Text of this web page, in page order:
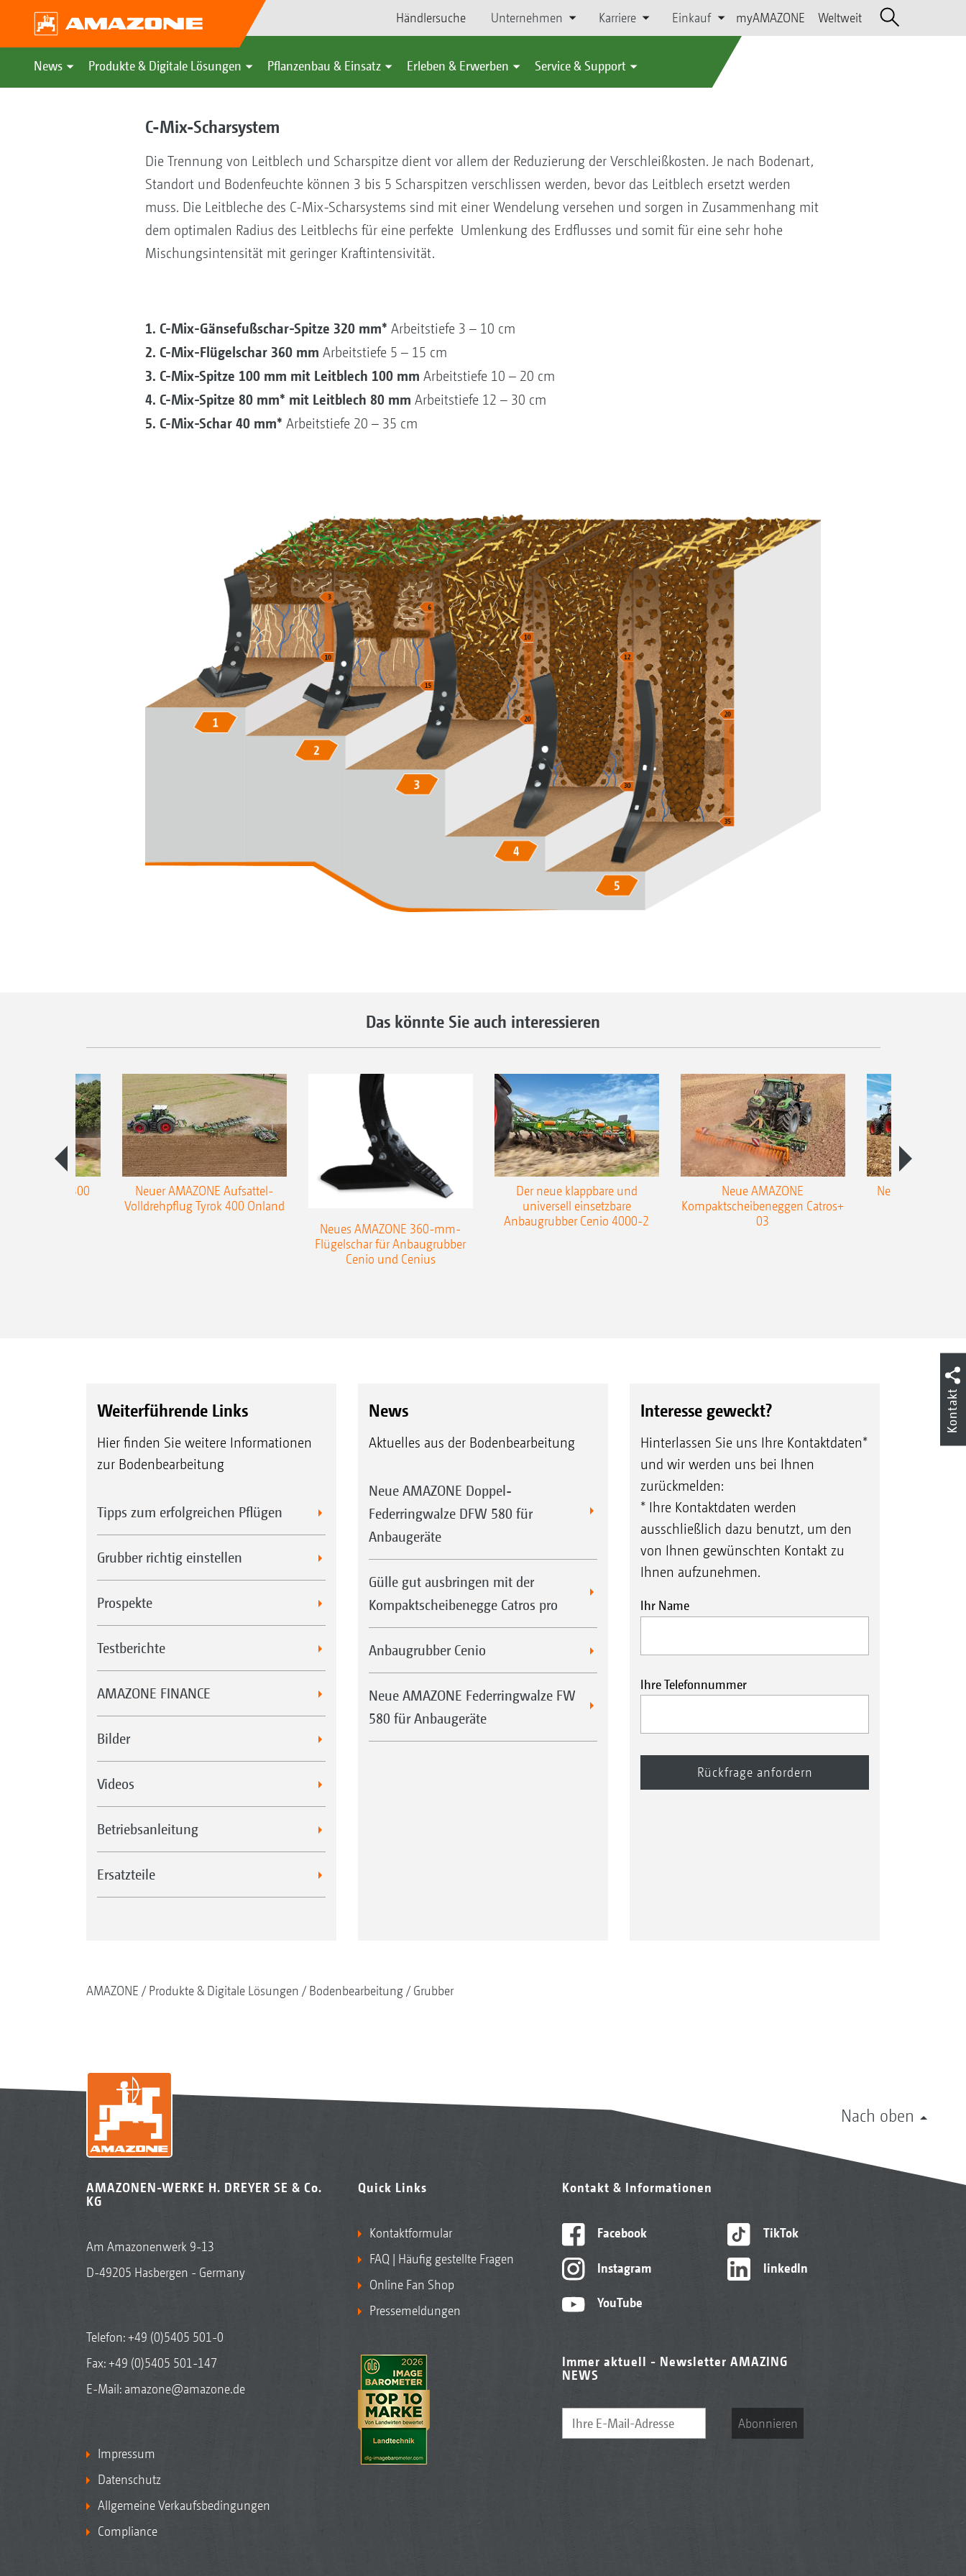
Händlersuche Unternehmen Karriere Einkauf myAMAZONE Weltweit
News Produkte & Digitale Lösungen Pflanzenbau & Einsatz Erleben & Erwerben Service & Support
C-Mix-Scharsystem
Die Trennung von Leitblech und Scharspitze dient vor allem der Reduzierung der Verschleißkosten. Je nach Bodenart,
Standort und Bodenfeuchte können 3 bis 5 Scharspitzen verschlissen werden, bevor das Leitblech ersetzt werden
muss. Die Leitbleche des C-Mix-Scharsystems sind mit einer Wendelung versehen und sorgen in Zusammenhang mit
dem optimalen Radius des Leitblechs für eine perfekte Umlenkung des Erdflusses und somit für eine sehr hohe
Mischungsintensität mit geringer Kraftintensivität.
1. C-Mix-Gänsefußschar-Spitze 320 mm* Arbeitstiefe 3 – 10 cm
2. C-Mix-Flügelschar 360 mm Arbeitstiefe 5 – 15 cm
3. C-Mix-Spitze 100 mm mit Leitblech 100 mm Arbeitstiefe 10 – 20 cm
4. C-Mix-Spitze 80 mm* mit Leitblech 80 mm Arbeitstiefe 12 – 30 cm
5. C-Mix-Schar 40 mm* Arbeitstiefe 20 – 35 cm
Das könnte Sie auch interessieren
Teres 300
Neuer AMAZONE Aufsattel-
Volldrehpflug Tyrok 400 Onland
Neues AMAZONE 360-mm-
Flügelschar für Anbaugrubber
Cenio und Cenius
Der neue klappbare und
universell einsetzbare
Anbaugrubber Cenio 4000-2
Neue AMAZONE
Kompaktscheibeneggen Catros+
03
Neuer
Weiterführende Links
Hier finden Sie weitere Informationen
zur Bodenbearbeitung
Tipps zum erfolgreichen Pflügen
Grubber richtig einstellen
Prospekte
Testberichte
AMAZONE FINANCE
Bilder
Videos
Betriebsanleitung
Ersatzteile
News
Aktuelles aus der Bodenbearbeitung
Neue AMAZONE Doppel-
Federringwalze DFW 580 für
Anbaugeräte
Gülle gut ausbringen mit der
Kompaktscheibenegge Catros pro
Anbaugrubber Cenio
Neue AMAZONE Federringwalze FW
580 für Anbaugeräte
Interesse geweckt?
Hinterlassen Sie uns Ihre Kontaktdaten*
und wir werden uns bei Ihnen
zurückmelden:
* Ihre Kontaktdaten werden
ausschließlich dazu benutzt, um den
von Ihnen gewünschten Kontakt zu
Ihnen aufzunehmen.
Ihr Name
Ihre Telefonnummer
AMAZONE Produkte & Digitale Lösungen Bodenbearbeitung Grubber
Nach oben
AMAZONEN-WERKE H. DREYER SE & Co.
KG
Am Amazonenwerk 9-13
D-49205 Hasbergen - Germany
Telefon:+49 (0)5405 501-0
Fax: +49 (0)5405 501-147
E-Mail: amazone@amazone.de
Impressum
Datenschutz
Allgemeine Verkaufsbedingungen
Compliance
Quick Links
Kontaktformular
FAQ | Häufig gestellte Fragen
Online Fan Shop
Pressemeldungen
Kontakt & Informationen
Facebook
Instagram
YouTube
TikTok
linkedIn
Immer aktuell - Newsletter AMAZING
NEWS
Abonnieren
Kontakt